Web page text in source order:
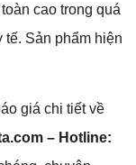
cao trong quá
Sản phẩm hiện
giá chi tiết về
– Hotline: